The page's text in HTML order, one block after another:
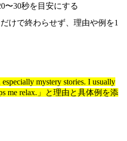
〜30秒を目安にする
だけで終わらせず、理由や例を1
especially mystery stories. I usually
me relax.」と理由と具体例を添